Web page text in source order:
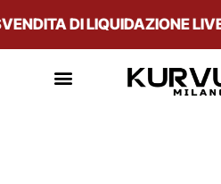
DI LIQUIDAZIONE LIVE!